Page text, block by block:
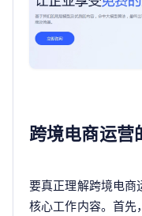
跨境电商运营
要真正理解跨境电商
核心工作内容。首先